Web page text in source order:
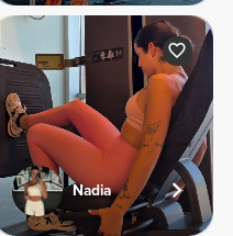
Nadia